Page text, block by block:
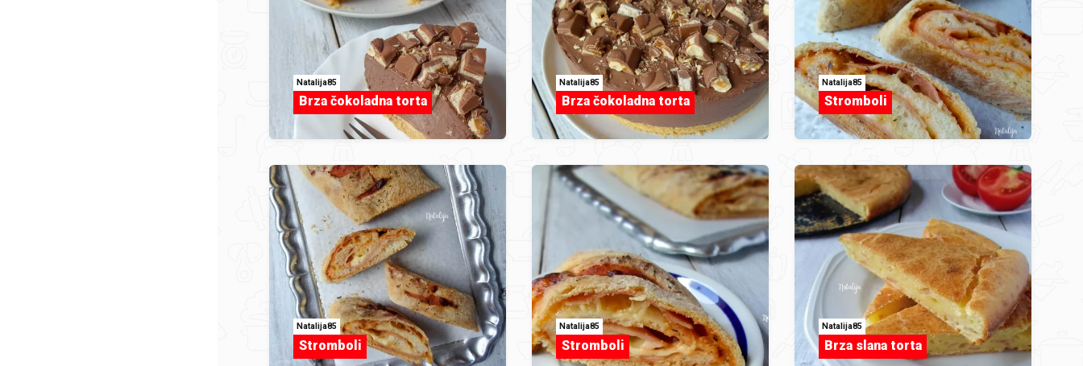
Natalija85
Brza čokoladna torta
Natalija85
Brza čokoladna torta
Natalija85
Stromboli
Natalija85
Stromboli
Natalija85
Stromboli
Natalija85
Brza slana torta